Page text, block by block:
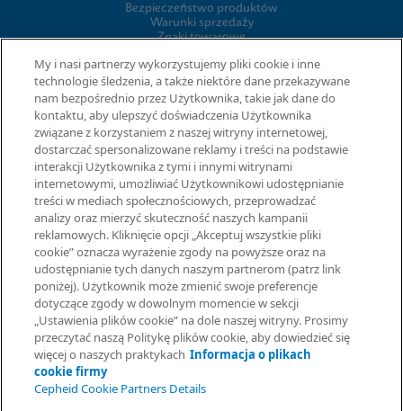
Bezpieczeństwo produktów
Warunki sprzedaży
Znaki towarowe
Cepheid Grant & Donation Program
Ustawienia plików cookie
UMOWY
Umowa o przetwarzaniu danych
Społeczności partnerów
Information Security Terms and Conditions
© 2026 Cepheid. Cepheid®, logo Cepheid, GeneXpert®, Xpert® i
I-CORE® to znaki towarowe spółki Cepheid, zarejestrowane w
USA i w innych krajach.
My i nasi partnerzy wykorzystujemy pliki cookie i inne
technologie śledzenia, a także niektóre dane przekazywane
nam bezpośrednio przez Użytkownika, takie jak dane do
kontaktu, aby ulepszyć doświadczenia Użytkownika
związane z korzystaniem z naszej witryny internetowej,
dostarczać spersonalizowane reklamy i treści na podstawie
interakcji Użytkownika z tymi i innymi witrynami
internetowymi, umożliwiać Użytkownikowi udostępnianie
treści w mediach społecznościowych, przeprowadzać
analizy oraz mierzyć skuteczność naszych kampanii
reklamowych. Kliknięcie opcji „Akceptuj wszystkie pliki
cookie” oznacza wyrażenie zgody na powyższe oraz na
udostępnianie tych danych naszym partnerom (patrz link
poniżej). Użytkownik może zmienić swoje preferencje
dotyczące zgody w dowolnym momencie w sekcji
„Ustawienia plików cookie” na dole naszej witryny. Prosimy
przeczytać naszą Politykę plików cookie, aby dowiedzieć się
więcej o naszych praktykach Informacja o plikach
cookie firmy
Cepheid Cookie Partners Details